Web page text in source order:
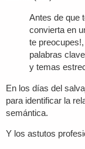
Antes de que
convierta en
te
palabras
y temas
En los días del
para identificar la
semántica.
Y los astutos